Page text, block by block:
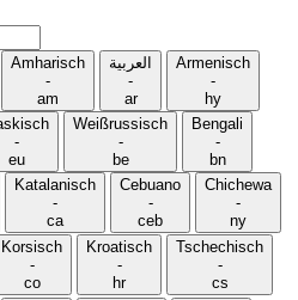
Amharisch
-
am
العربية
-
ar
Armenisch
-
hy
-
eu
Weißrussisch
-
be
Bengali
-
bn
Katalanisch
-
ca
Cebuano
-
ceb
Chichewa
-
ny
Korsisch
-
co
Kroatisch
-
hr
Tschechisch
-
cs